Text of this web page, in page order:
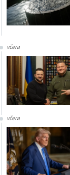
včera
včera